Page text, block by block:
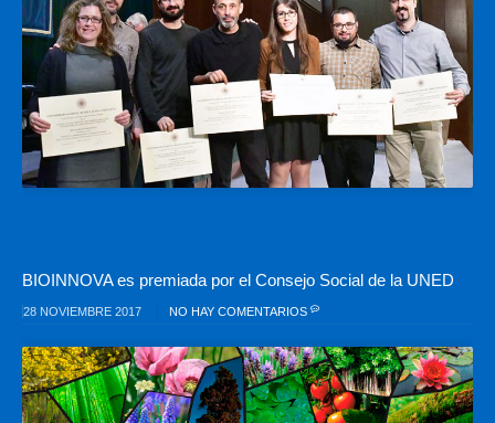
BIOINNOVA es premiada por el Consejo Social de la UNED
28 NOVIEMBRE 2017 NO HAY COMENTARIOS